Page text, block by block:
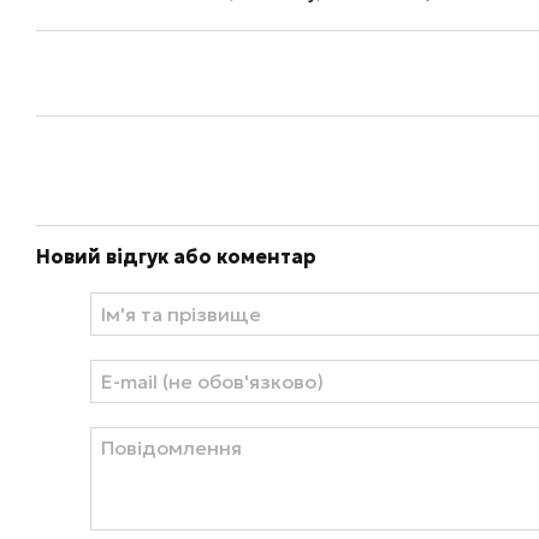
Новий відгук або коментар